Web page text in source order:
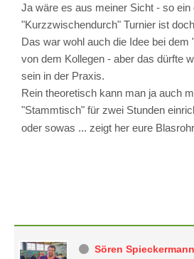
Ja wäre es aus meiner Sicht - so ein
"Kurzzwischendurch" Turnier ist
Das war wohl auch die Idee bei dem
von dem Kollegen - aber das dürfte
sein in der Praxis.
Rein theoretisch kann man ja auch
"Stammtisch" für zwei Stunden
oder sowas ... zeigt her eure
Sören Spieckermann